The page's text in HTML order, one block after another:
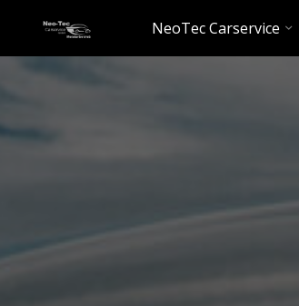
NeoTec Carservice